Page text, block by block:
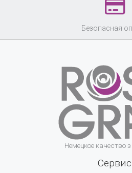
Безопасная
Немецкое качество
Сервис